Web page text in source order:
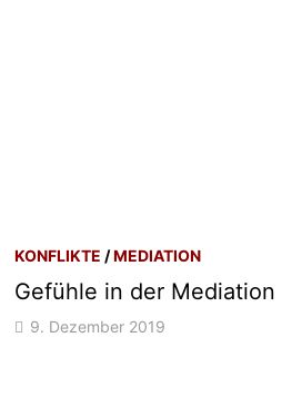
KONFLIKTE /MEDIATION
Gefühle in der Mediation
9. Dezember 2019